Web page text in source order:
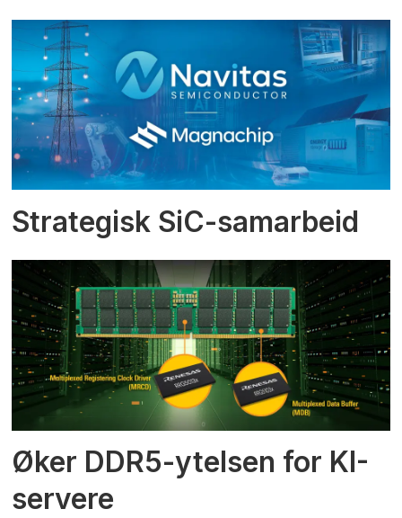
Strategisk SiC-samarbeid
Øker DDR5-ytelsen for KI-
servere